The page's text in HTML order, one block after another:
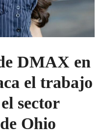
DMAX en
el trabajo
sector
Ohio